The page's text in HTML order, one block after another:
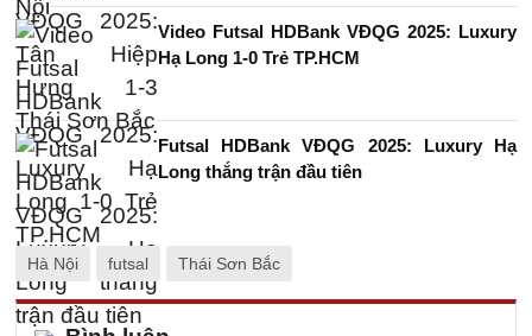
Video Futsal HDBank VĐQG 2025: Luxury
Hạ Long 1-0 Trẻ TP.HCM
Futsal HDBank VĐQG 2025: Luxury Hạ
Long thắng trận đầu tiên
Hà Nội futsal Thái Sơn Bắc